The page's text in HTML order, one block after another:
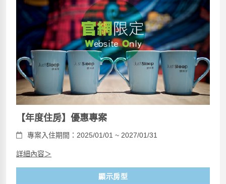
【年度住房】優惠專案
專案入住期間：2025/01/01 ~ 2027/01/31
詳細內容＞
顯示房型